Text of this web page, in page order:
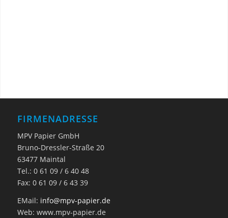
FIRMENADRESSE
MPV Papier GmbH
Bruno-Dressler-Straße 20
63477 Maintal
Tel.: 0 61 09 / 6 40 48
Fax: 0 61 09 / 6 43 39
EMail: info@mpv-papier.de
Web: www.mpv-papier.de